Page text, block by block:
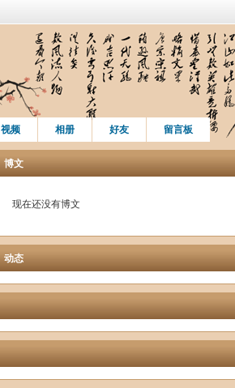
视频 相册 好友 留言板
博文
现在还没有博文
动态